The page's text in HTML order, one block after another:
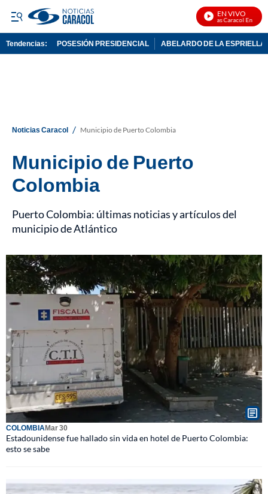
EN VIVO
Noticias Caracol En Vivo
Tendencias: POSESIÓN PRESIDENCIAL ABELARDO DE LA ESPRIELLA
Noticias Caracol / Municipio de Puerto Colombia
Municipio de Puerto
Colombia
Puerto Colombia: últimas noticias y artículos del
municipio de Atlántico
COLOMBIAMar 30
Estadounidense fue hallado sin vida en hotel de Puerto Colombia:
esto se sabe